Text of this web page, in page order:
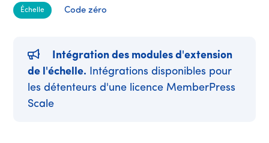
Échelle Code zéro
Intégration des modules d'extension
de l'échelle. Intégrations disponibles pour
les détenteurs d'une licence MemberPress
Scale